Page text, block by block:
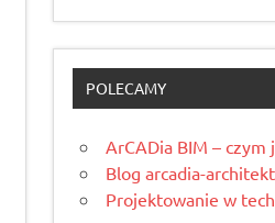
POLECAMY
ArCADia BIM – czym
Blog arcadia-
Projektowanie w